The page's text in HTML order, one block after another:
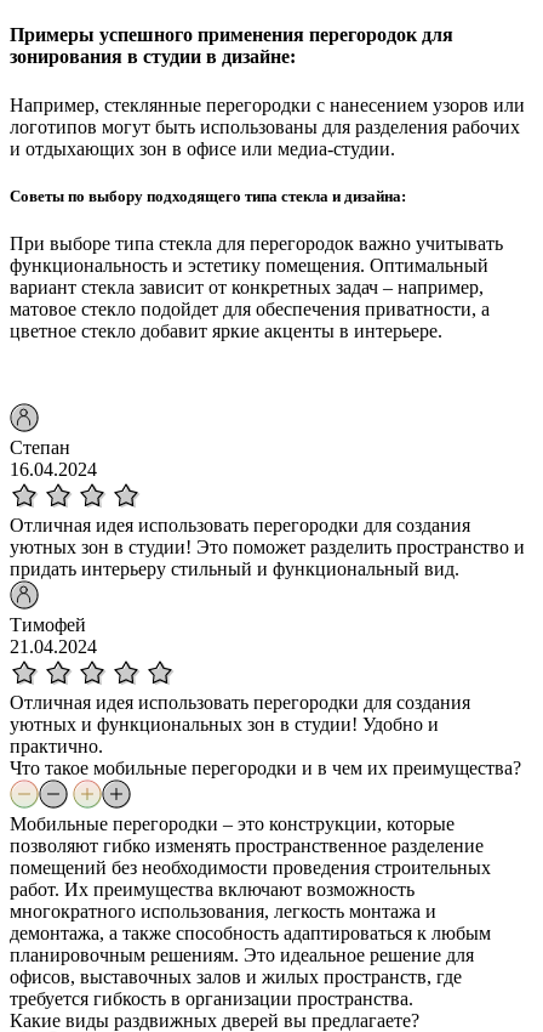
Примеры успешного применения перегородок для
зонирования в студии в дизайне:
Например, стеклянные перегородки с нанесением узоров или
логотипов могут быть использованы для разделения рабочих
и отдыхающих зон в офисе или медиа-студии.
Советы по выбору подходящего типа стекла и дизайна:
При выборе типа стекла для перегородок важно учитывать
функциональность и эстетику помещения. Оптимальный
вариант стекла зависит от конкретных задач – например,
матовое стекло подойдет для обеспечения приватности, а
цветное стекло добавит яркие акценты в интерьере.
Степан
16.04.2024
Отличная идея использовать перегородки для создания
уютных зон в студии! Это поможет разделить пространство и
придать интерьеру стильный и функциональный вид.
Тимофей
21.04.2024
Отличная идея использовать перегородки для создания
уютных и функциональных зон в студии! Удобно и
практично.
Что такое мобильные перегородки и в чем их преимущества?
Мобильные перегородки – это конструкции, которые
позволяют гибко изменять пространственное разделение
помещений без необходимости проведения строительных
работ. Их преимущества включают возможность
многократного использования, легкость монтажа и
демонтажа, а также способность адаптироваться к любым
планировочным решениям. Это идеальное решение для
офисов, выставочных залов и жилых пространств, где
требуется гибкость в организации пространства.
Какие виды раздвижных дверей вы предлагаете?